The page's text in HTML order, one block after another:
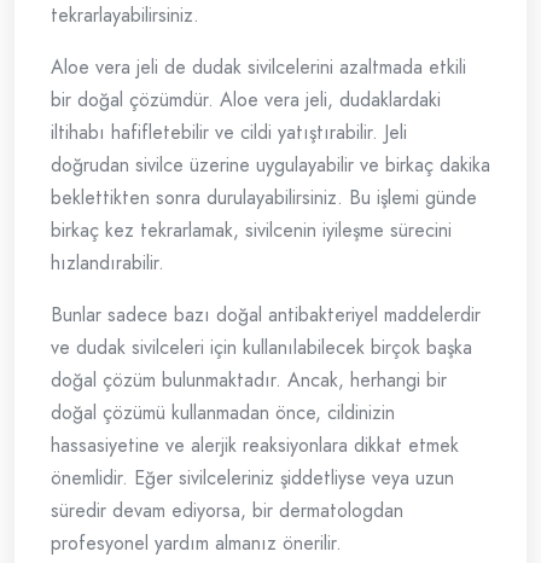
tekrarlayabilirsiniz.
Aloe vera jeli de dudak sivilcelerini azaltmada etkili
bir doğal çözümdür. Aloe vera jeli, dudaklardaki
iltihabı hafifletebilir ve cildi yatıştırabilir. Jeli
doğrudan sivilce üzerine uygulayabilir ve birkaç dakika
beklettikten sonra durulayabilirsiniz. Bu işlemi günde
birkaç kez tekrarlamak, sivilcenin iyileşme sürecini
hızlandırabilir.
Bunlar sadece bazı doğal antibakteriyel maddelerdir
ve dudak sivilceleri için kullanılabilecek birçok başka
doğal çözüm bulunmaktadır. Ancak, herhangi bir
doğal çözümü kullanmadan önce, cildinizin
hassasiyetine ve alerjik reaksiyonlara dikkat etmek
önemlidir. Eğer sivilceleriniz şiddetliyse veya uzun
süredir devam ediyorsa, bir dermatologdan
profesyonel yardım almanız önerilir.